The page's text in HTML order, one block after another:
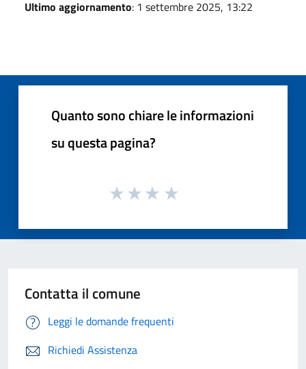
Ultimo aggiornamento: 1 settembre 2025, 13:22
Quanto sono chiare le informazioni
su questa pagina?
Contatta il comune
Leggi le domande frequenti
Richiedi Assistenza